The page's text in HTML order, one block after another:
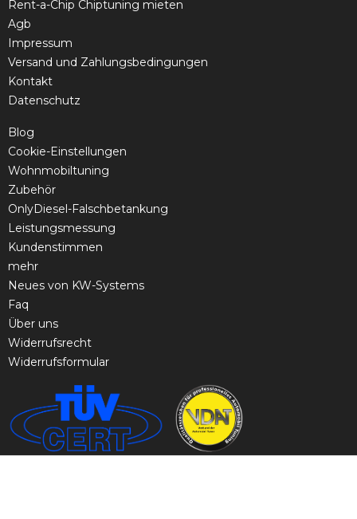
Rent-a-Chip Chiptuning mieten
Agb
Impressum
Versand und Zahlungsbedingungen
Kontakt
Datenschutz
Blog
Cookie-Einstellungen
Wohnmobiltuning
Zubehör
OnlyDiesel-Falschbetankung
Leistungsmessung
Kundenstimmen
mehr
Neues von KW-Systems
Faq
Über uns
Widerrufsrecht
Widerrufsformular